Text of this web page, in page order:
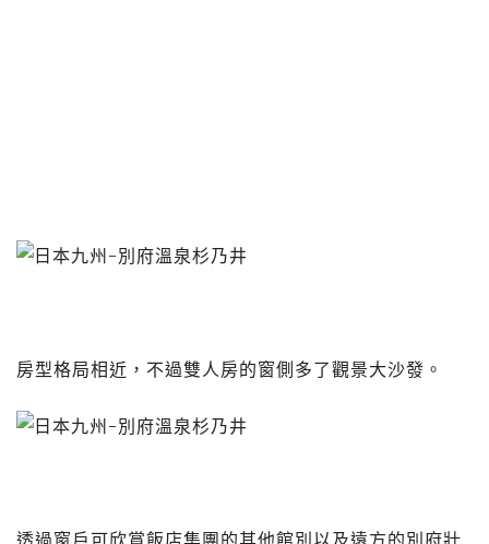
房型格局相近，不過雙人房的窗側多了觀景大沙發。
透過窗戶可欣賞飯店集團的其他館別以及遠方的別府壯